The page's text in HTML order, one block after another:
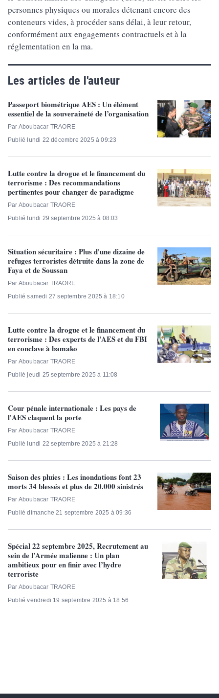
personnes physiques ou morales détenant encore des
conteneurs vides, à procéder sans délai, à leur retour,
conformément aux engagements contractuels et à la
réglementation en la ma.
Les articles de l'auteur
Passeport biométrique AES : Un élément
essentiel de la souveraineté de l’organisation
Par Aboubacar TRAORE
Publié lundi 22 décembre 2025 à 09:23
Lutte contre la drogue et le financement du
terrorisme : Des recommandations
pertinentes pour changer de paradigme
Par Aboubacar TRAORE
Publié lundi 29 septembre 2025 à 08:03
Situation sécuritaire : Plus d'une dizaine de
refuges terroristes détruite dans la zone de
Faya et de Soussan
Par Aboubacar TRAORE
Publié samedi 27 septembre 2025 à 18:10
Lutte contre la drogue et le financement du
terrorisme : Des experts de l’AES et du FBI
en conclave à bamako
Par Aboubacar TRAORE
Publié jeudi 25 septembre 2025 à 11:08
Cour pénale internationale : Les pays de
l'AES claquent la porte
Par Aboubacar TRAORE
Publié lundi 22 septembre 2025 à 21:28
Saison des pluies : Les inondations font 23
morts 34 blessés et plus de 20.000 sinistrés
Par Aboubacar TRAORE
Publié dimanche 21 septembre 2025 à 09:36
Spécial 22 septembre 2025, Recrutement au
sein de l’Armée malienne : Un plan
ambitieux pour en finir avec l’hydre
terroriste
Par Aboubacar TRAORE
Publié vendredi 19 septembre 2025 à 18:56